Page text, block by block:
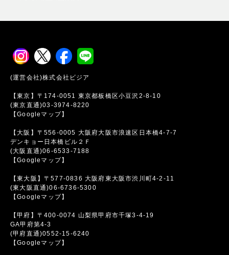
(運営会社)株式会社ビジア
【東京】〒174-0051 東京都板橋区小豆沢2-8-10
(東京直通)03-3974-8220
【Googleマップ】
【大阪】〒556-0005 大阪府大阪市浪速区日本橋4-7-7
デンキョー日本橋ビル２Ｆ
(大阪直通)06-6533-7188
【Googleマップ】
【東大阪】〒577-0836 大阪府東大阪市渋川町4-2-11
(東大阪直通)06-6736-5300
【Googleマップ】
【甲府】〒400-0074 山梨県甲府市千塚3-4-19
GA甲府第4-3
(甲府直通)0552-15-6240
【Googleマップ】